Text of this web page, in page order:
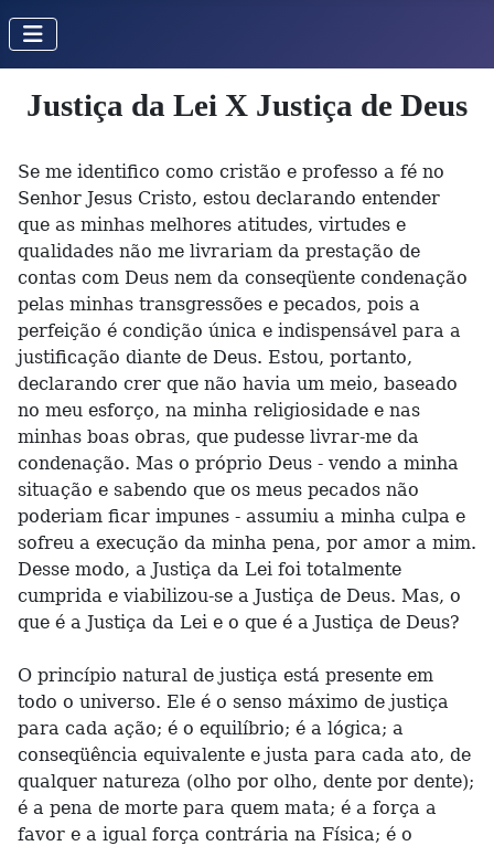
Justiça da Lei X Justiça de Deus
Se me identifico como cristão e professo a fé no
Senhor Jesus Cristo, estou declarando entender
que as minhas melhores atitudes, virtudes e
qualidades não me livrariam da prestação de
contas com Deus nem da conseqüente condenação
pelas minhas transgressões e pecados, pois a
perfeição é condição única e indispensável para a
justificação diante de Deus. Estou, portanto,
declarando crer que não havia um meio, baseado
no meu esforço, na minha religiosidade e nas
minhas boas obras, que pudesse livrar-me da
condenação. Mas o próprio Deus - vendo a minha
situação e sabendo que os meus pecados não
poderiam ficar impunes - assumiu a minha culpa e
sofreu a execução da minha pena, por amor a mim.
Desse modo, a Justiça da Lei foi totalmente
cumprida e viabilizou-se a Justiça de Deus. Mas, o
que é a Justiça da Lei e o que é a Justiça de Deus?
O princípio natural de justiça está presente em
todo o universo. Ele é o senso máximo de justiça
para cada ação; é o equilíbrio; é a lógica; a
conseqüência equivalente e justa para cada ato, de
qualquer natureza (olho por olho, dente por dente);
é a pena de morte para quem mata; é a força a
favor e a igual força contrária na Física; é o